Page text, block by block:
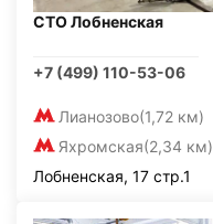
СТО Лобненская
+7 (499) 110-53-06
Лианозово(1,72 км)
Яхромская(2,34 км)
Лобненская, 17 стр.1